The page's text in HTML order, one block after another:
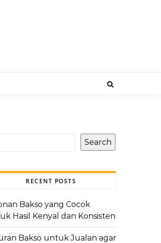
Search
RECENT POSTS
Bakso yang Cocok
Hasil Kenyal dan Konsisten
Bakso untuk Jualan agar